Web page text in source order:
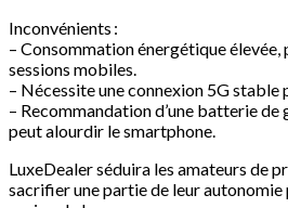
Inconvénients :
– Consommation énergétique élevée,
sessions mobiles.
– Nécessite une connexion 5G
– Recommandation d’une batterie de
peut alourdir le smartphone.
LuxeDealer séduira les amateurs de
sacrifier une partie de leur autonomie